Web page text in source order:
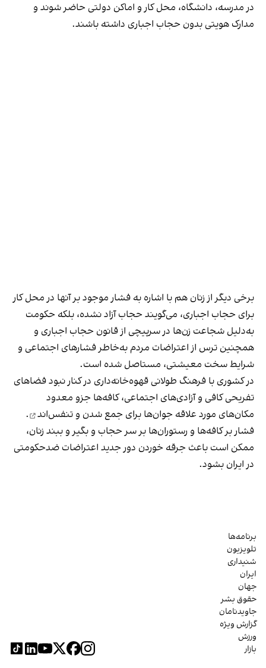
در مدرسه، دانشگاه، محل کار و اماکن دولتی حاضر شوند و
مدارک هویتی بدون حجاب اجباری داشته باشند.
برخی دیگر از زنان هم با اشاره به فشار موجود بر آنها در محل کار
برای حجاب اجباری، می‌گویند حجاب آزاد نشده، بلکه حکومت
به‌دلیل شجاعت زن‌ها در سرپیچی از قانون حجاب اجباری و
همچنین ترس از اعتراضات مردم به‌خاطر فشارهای اجتماعی و
شرایط سخت معیشتی، مستاصل شده است.
در کشوری با فرهنگ طولانی قهوه‌‌خانه‌داری در کنار نبود فضاهای
تفریحی کافی و آزادی‌های اجتماعی، کافه‌ها جزو معدود
مکان‌های مورد علاقه جوان‌ها برای جمع شدن و تنفس‌اند
.
فشار بر کافه‌ها و رستوران‌ها بر سر حجاب و بگیر و ببند زنان،
ممکن است باعث جرقه خوردن دور جدید اعتراضات ضدحکومتی
در ایران بشود.
برنامه‌ها
تلویزیون
شنیداری
ایران
جهان
حقوق بشر
جاویدنامان
گزارش ویژه
ورزش
بازار